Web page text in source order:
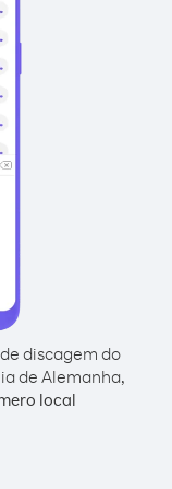
discagem do
de Alemanha,
local